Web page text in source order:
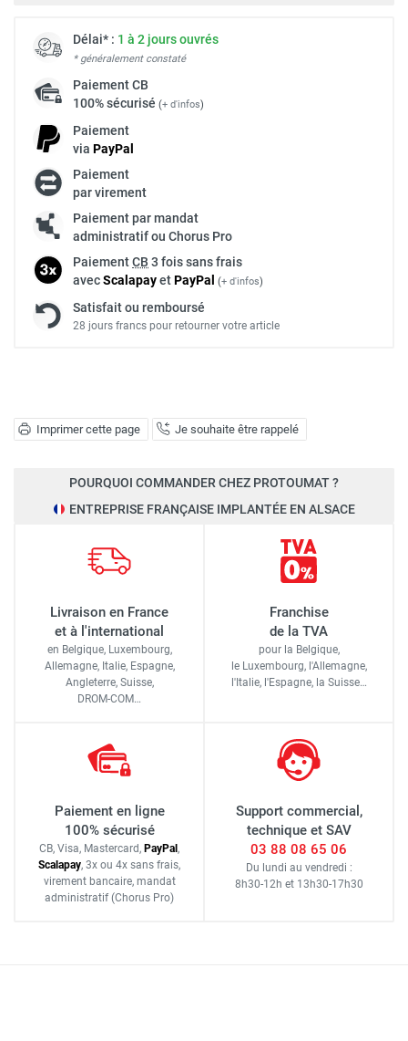
Imprimer cette page Je souhaite être rappelé
Délai* : 1 à 2 jours ouvrés
* généralement constaté
PaiementCB
100% sécurisé (+ d'infos)
Paiement
via PayPal
Paiement
par virement
Paiement par mandat
administratif ou Chorus Pro
PaiementCB 3 fois sans frais
avecScalapayetPayPal (+ d'infos)
Satisfait ou remboursé
28 jours francs pour retourner votre article
POURQUOI COMMANDER CHEZ PROTOUMAT ?
ENTREPRISE FRANÇAISE IMPLANTÉE EN ALSACE
Livraison en France
et à l'international
en Belgique, Luxembourg,
Allemagne, Italie, Espagne,
Angleterre, Suisse,
DROM-COM…
Franchise
de la TVA
pour la Belgique,
le Luxembourg, l'Allemagne,
l'Italie, l'Espagne, la Suisse…
Paiement en ligne
100% sécurisé
CB, Visa, Mastercard, PayPal,
Scalapay, 3x ou 4x sans frais,
virement bancaire, mandat
administratif (Chorus Pro)
Support commercial,
technique et SAV
03 88 08 65 06
Du lundi au vendredi :
8h30-12h et 13h30-17h30